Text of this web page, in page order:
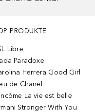
PRODUKTE
Libre
Paradoxe
Herrera Good Girl
de Chanel
La vie est belle
Stronger With You